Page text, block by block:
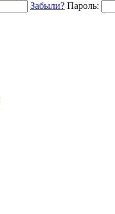
Забыли? Пароль: